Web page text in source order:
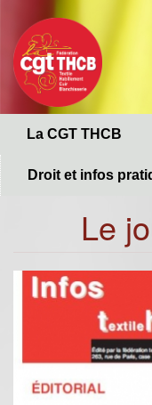
contenu
principal
La CGT THCB
Droit et infos
Le